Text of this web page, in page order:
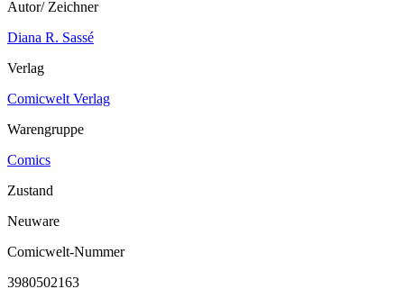
Autor/ Zeichner
Diana R. Sassé
Verlag
Comicwelt Verlag
Warengruppe
Comics
Zustand
Neuware
Comicwelt-Nummer
3980502163